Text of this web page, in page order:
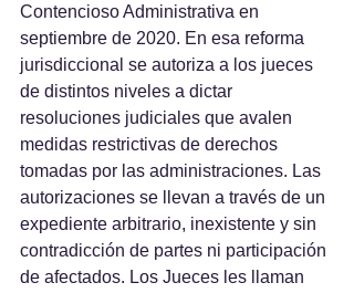
Contencioso Administrativa en
septiembre de 2020. En esa reforma
jurisdiccional se autoriza a los jueces
de distintos niveles a dictar
resoluciones judiciales que avalen
medidas restrictivas de derechos
tomadas por las administraciones. Las
autorizaciones se llevan a través de un
expediente arbitrario, inexistente y sin
contradicción de partes ni participación
de afectados. Los Jueces les llaman